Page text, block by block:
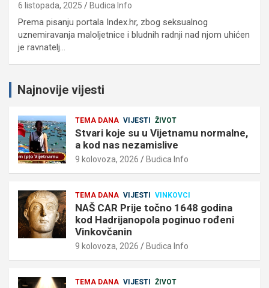
6 listopada, 2025 Budica Info
Prema pisanju portala Index.hr, zbog seksualnog
uznemiravanja maloljetnice i bludnih radnji nad njom uhićen
je ravnatelj…
Najnovije vijesti
TEMA DANA VIJESTI ŽIVOT
Stvari koje su u Vijetnamu normalne,
a kod nas nezamislive
9 kolovoza, 2026 Budica Info
TEMA DANA VIJESTI VINKOVCI
NAŠ CAR Prije točno 1648 godina
kod Hadrijanopola poginuo rođeni
Vinkovčanin
9 kolovoza, 2026 Budica Info
TEMA DANA VIJESTI ŽIVOT